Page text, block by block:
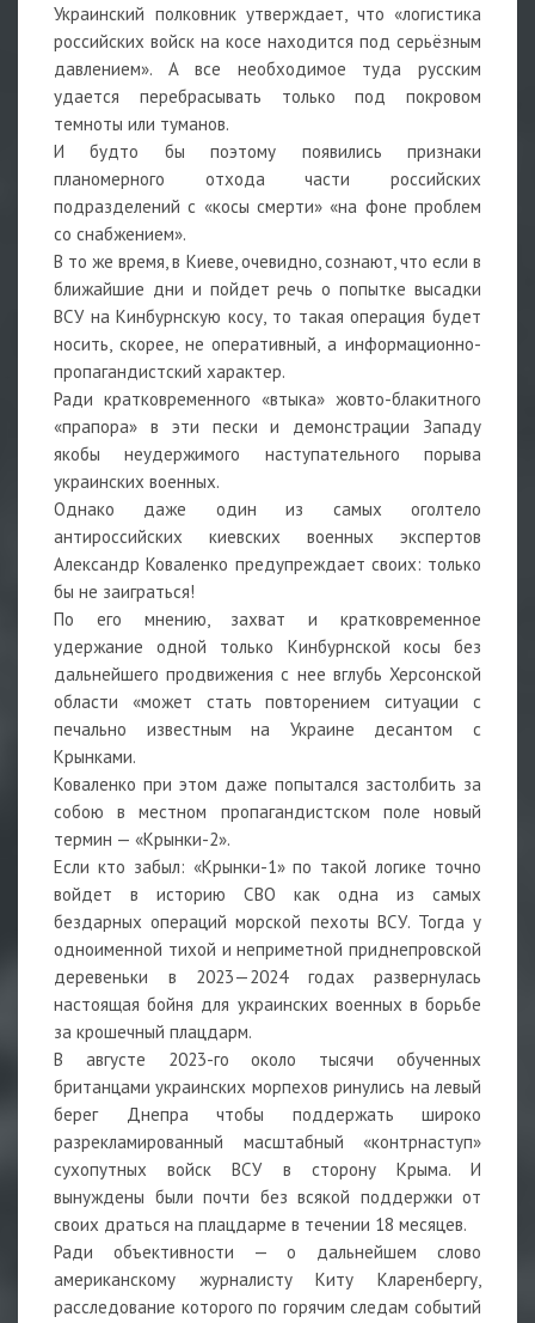
Украинский полковник утверждает, что «логистика
российских войск на косе находится под серьёзным
давлением». А все необходимое туда русским
удается перебрасывать только под покровом
темноты или туманов.
И будто бы поэтому появились признаки
планомерного отхода части российских
подразделений с «косы смерти» «на фоне проблем
со снабжением».
В то же время, в Киеве, очевидно, сознают, что если в
ближайшие дни и пойдет речь о попытке высадки
ВСУ на Кинбурнскую косу, то такая операция будет
носить, скорее, не оперативный, а информационно-
пропагандистский характер.
Ради кратковременного «втыка» жовто-блакитного
«прапора» в эти пески и демонстрации Западу
якобы неудержимого наступательного порыва
украинских военных.
Однако даже один из самых оголтело
антироссийских киевских военных экспертов
Александр Коваленко предупреждает своих: только
бы не заиграться!
По его мнению, захват и кратковременное
удержание одной только Кинбурнской косы без
дальнейшего продвижения с нее вглубь Херсонской
области «может стать повторением ситуации с
печально известным на Украине десантом с
Крынками.
Коваленко при этом даже попытался застолбить за
собою в местном пропагандистском поле новый
термин — «Крынки-2».
Если кто забыл: «Крынки-1» по такой логике точно
войдет в историю СВО как одна из самых
бездарных операций морской пехоты ВСУ. Тогда у
одноименной тихой и неприметной приднепровской
деревеньки в 2023—2024 годах развернулась
настоящая бойня для украинских военных в борьбе
за крошечный плацдарм.
В августе 2023-го около тысячи обученных
британцами украинских морпехов ринулись на левый
берег Днепра чтобы поддержать широко
разрекламированный масштабный «контрнаступ»
сухопутных войск ВСУ в сторону Крыма. И
вынуждены были почти без всякой поддержки от
своих драться на плацдарме в течении 18 месяцев.
Ради объективности — о дальнейшем слово
американскому журналисту Киту Кларенбергу,
расследование которого по горячим следам событий